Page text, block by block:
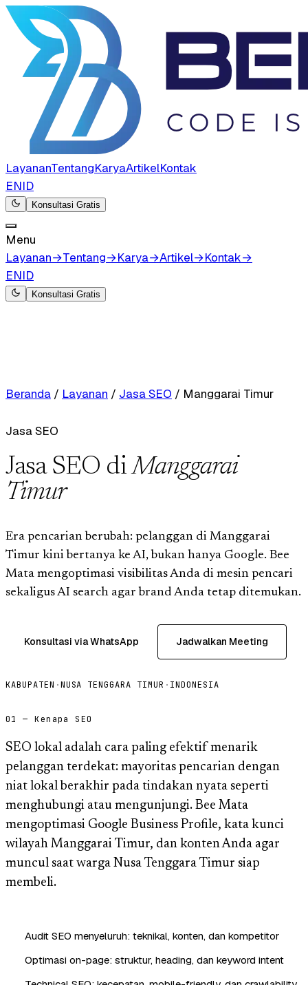
LayananTentangKaryaArtikelKontak
ENID
Konsultasi Gratis
Menu
Layanan→Tentang→Karya→Artikel→Kontak→
ENID
Konsultasi Gratis
Beranda / Layanan / Jasa SEO / Manggarai Timur
Jasa SEO
Jasa SEO diManggarai
Timur
Era pencarian berubah: pelanggan di Manggarai
Timur kini bertanya ke AI, bukan hanya Google. Bee
Mata mengoptimasi visibilitas Anda di mesin pencari
sekaligus AI search agar brand Anda tetap ditemukan.
Konsultasi via WhatsApp Jadwalkan Meeting
KABUPATEN ·NUSA TENGGARA TIMUR · INDONESIA
01 — Kenapa SEO
SEO lokal adalah cara paling efektif menarik
pelanggan terdekat: mayoritas pencarian dengan
niat lokal berakhir pada tindakan nyata seperti
menghubungi atau mengunjungi. Bee Mata
mengoptimasi Google Business Profile, kata kunci
wilayah Manggarai Timur, dan konten Anda agar
muncul saat warga Nusa Tenggara Timur siap
membeli.
Audit SEO menyeluruh: teknikal, konten, dan kompetitor
Optimasi on-page: struktur, heading, dan keyword intent